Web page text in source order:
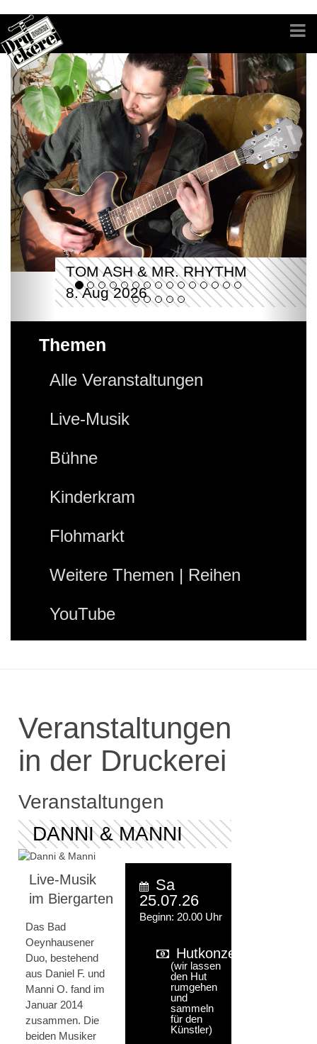
TOM ASH & MR. RHYTHM
8. Aug 2026
Themen
Alle Veranstaltungen
Live-Musik
Bühne
Kinderkram
Flohmarkt
Weitere Themen | Reihen
YouTube
Veranstaltungen
in der Druckerei
Veranstaltungen
DANNI & MANNI
Live-Musik
im Biergarten
Das Bad
Oeynhausener
Duo, bestehend
aus Daniel F. und
Manni O. fand im
Januar 2014
zusammen. Die
beiden Musiker
Sa
25.07.26
Beginn: 20.00 Uhr
Hutkonzert
(wir lassen
den Hut
rumgehen
und
sammeln
für den
Künstler)